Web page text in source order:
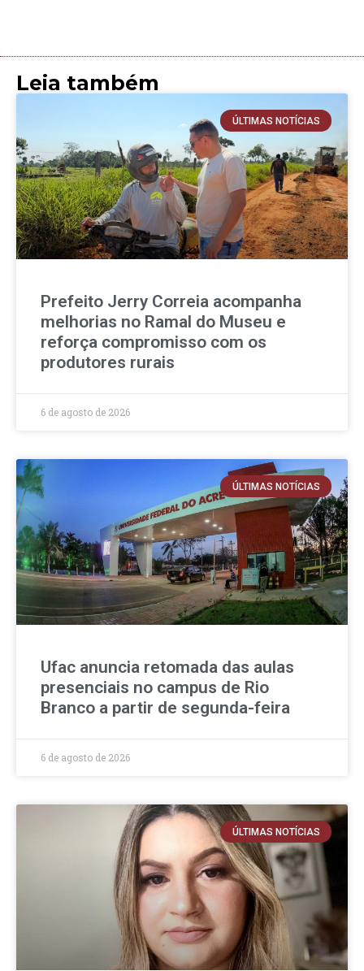
Leia também
ÚLTIMAS NOTÍCIAS
Prefeito Jerry Correia acompanha
melhorias no Ramal do Museu e
reforça compromisso com os
produtores rurais
6 de agosto de 2026
ÚLTIMAS NOTÍCIAS
Ufac anuncia retomada das aulas
presenciais no campus de Rio
Branco a partir de segunda-feira
6 de agosto de 2026
ÚLTIMAS NOTÍCIAS